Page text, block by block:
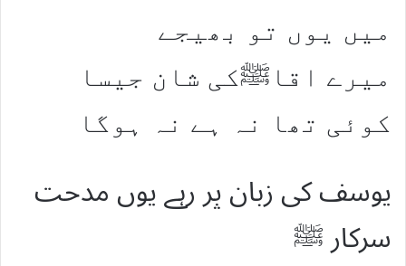
میں یوں تو بھیجے
میرے اقاﷺکی شان جیسا
کوئی تھا نہ ہے نہ ہوگا
یوسف کی زبان پر رہے یوں مدحت
سرکار ﷺ